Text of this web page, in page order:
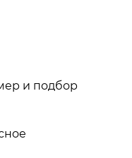
и подбор